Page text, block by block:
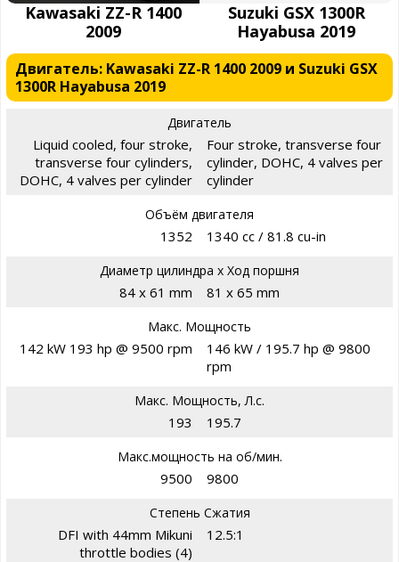
Kawasaki ZZ-R 1400
2009
Suzuki GSX 1300R
Hayabusa 2019
Двигатель: Kawasaki ZZ-R 1400 2009 и Suzuki GSX
1300R Hayabusa 2019
Двигатель
Liquid cooled, four stroke,
transverse four cylinders,
DOHC, 4 valves per cylinder
Four stroke, transverse four
cylinder, DOHC, 4 valves per
cylinder
Объём двигателя
1352 1340 cc / 81.8 cu-in
Диаметр цилиндра х Ход поршня
84 x 61 mm 81 x 65 mm
Макс. Мощность
142 kW 193 hp @ 9500 rpm
146 kW / 195.7 hp @ 9800
rpm
Макс. Мощность, Л.с.
193 195.7
Макс.мощность на об/мин.
9500 9800
Степень Сжатия
DFI with 44mm Mikuni
throttle bodies (4)
12.5:1